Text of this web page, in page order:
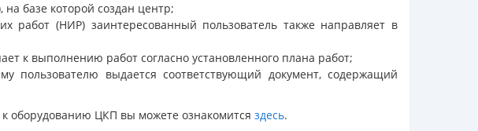
базе которой создан центр;
работ (НИР) заинтересованный пользователь также направляет в
к выполнению работ согласно установленного плана работ;
пользователю выдается соответствующий документ, содержащий
оборудованию ЦКП вы можете ознакомится здесь.